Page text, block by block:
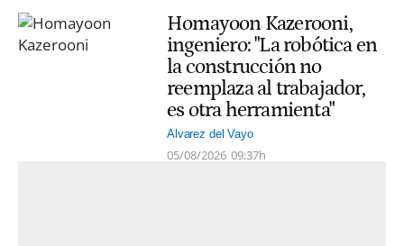
Homayoon Kazerooni,
ingeniero: "La robótica en
la construcción no
reemplaza al trabajador,
es otra herramienta"
Alvarez del Vayo
05/08/2026 09:37h